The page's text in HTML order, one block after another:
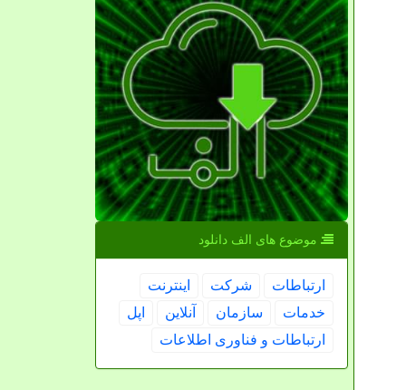
موضوع های الف دانلود
ارتباطات شركت
اینترنت
خدمات
سازمان آنلاین
اپل
ارتباطات و فناوری اطلاعات